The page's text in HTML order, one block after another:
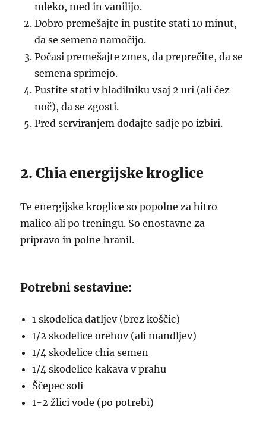
mleko, med in vanilijo.
Dobro premešajte in pustite stati 10 minut,
da se semena namočijo.
Počasi premešajte zmes, da preprečite, da se
semena sprimejo.
Pustite stati v hladilniku vsaj 2 uri (ali čez
noč), da se zgosti.
Pred serviranjem dodajte sadje po izbiri.
2. Chia energijske kroglice
Te energijske kroglice so popolne za hitro
malico ali po treningu. So enostavne za
pripravo in polne hranil.
Potrebni sestavine:
1 skodelica datljev (brez koščic)
1/2 skodelice orehov (ali mandljev)
1/4 skodelice chia semen
1/4 skodelice kakava v prahu
Ščepec soli
1-2 žlici vode (po potrebi)